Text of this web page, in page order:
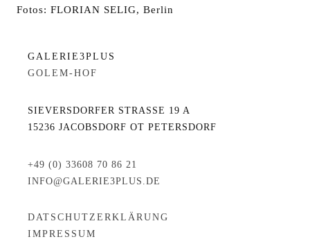
Fotos: FLORIAN SELIG, Berlin
GALERIE3PLUS
GOLEM-HOF
SIEVERSDORFER STRASSE 19 A
15236 JACOBSDORF OT PETERSDORF
+49 (0) 33608 70 86 21
INFO@GALERIE3PLUS.DE
DATSCHUTZERKLÄRUNG
IMPRESSUM